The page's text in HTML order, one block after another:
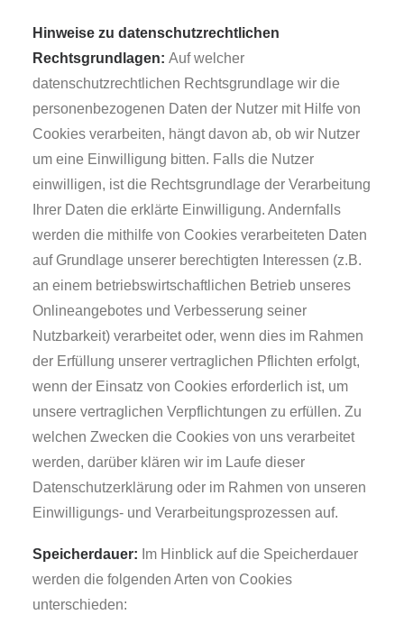
Hinweise zu datenschutzrechtlichen
Rechtsgrundlagen: Auf welcher
datenschutzrechtlichen Rechtsgrundlage wir die
personenbezogenen Daten der Nutzer mit Hilfe von
Cookies verarbeiten, hängt davon ab, ob wir Nutzer
um eine Einwilligung bitten. Falls die Nutzer
einwilligen, ist die Rechtsgrundlage der Verarbeitung
Ihrer Daten die erklärte Einwilligung. Andernfalls
werden die mithilfe von Cookies verarbeiteten Daten
auf Grundlage unserer berechtigten Interessen (z.B.
an einem betriebswirtschaftlichen Betrieb unseres
Onlineangebotes und Verbesserung seiner
Nutzbarkeit) verarbeitet oder, wenn dies im Rahmen
der Erfüllung unserer vertraglichen Pflichten erfolgt,
wenn der Einsatz von Cookies erforderlich ist, um
unsere vertraglichen Verpflichtungen zu erfüllen. Zu
welchen Zwecken die Cookies von uns verarbeitet
werden, darüber klären wir im Laufe dieser
Datenschutzerklärung oder im Rahmen von unseren
Einwilligungs- und Verarbeitungsprozessen auf.
Speicherdauer: Im Hinblick auf die Speicherdauer
werden die folgenden Arten von Cookies
unterschieden: